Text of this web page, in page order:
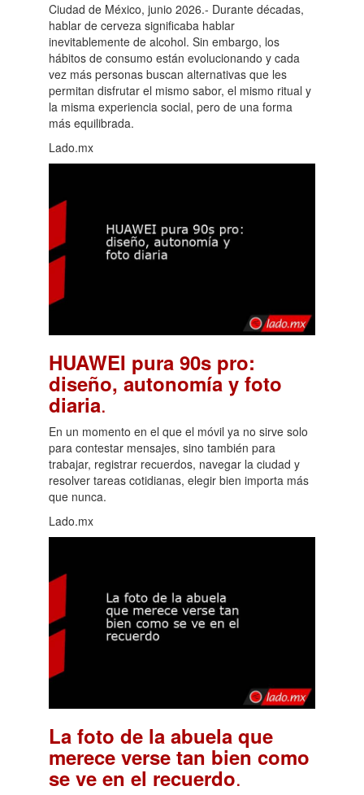
Ciudad de México, junio 2026.- Durante décadas,
hablar de cerveza significaba hablar
inevitablemente de alcohol. Sin embargo, los
hábitos de consumo están evolucionando y cada
vez más personas buscan alternativas que les
permitan disfrutar el mismo sabor, el mismo ritual y
la misma experiencia social, pero de una forma
más equilibrada.
Lado.mx
HUAWEI pura 90s pro:
diseño, autonomía y foto
diaria.
En un momento en el que el móvil ya no sirve solo
para contestar mensajes, sino también para
trabajar, registrar recuerdos, navegar la ciudad y
resolver tareas cotidianas, elegir bien importa más
que nunca.
Lado.mx
La foto de la abuela que
merece verse tan bien como
se ve en el recuerdo.